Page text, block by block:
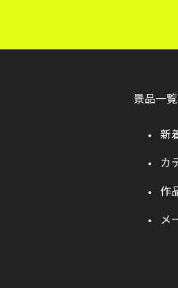
景品一覧
新
カ
作
メ